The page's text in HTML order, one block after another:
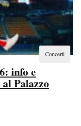
Concerti
info e
Palazzo